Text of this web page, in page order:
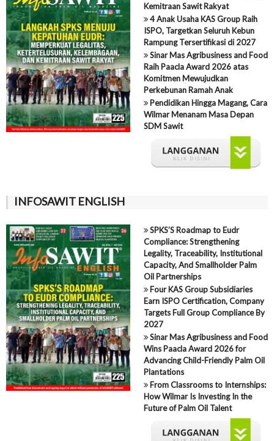
Kemitraan Sawit Rakyat
4 Anak Usaha KAS Group Raih
ISPO, Targetkan Seluruh Kebun
Rampung Tersertifikasi di 2027
Sinar Mas Agribusiness and Food
Raih Paacla Award 2026 atas
Komitmen Mewujudkan
Perkebunan Ramah Anak
Pendidikan Hingga Magang, Cara
Wilmar Menanam Masa Depan
SDM Sawit
INFOSAWIT ENGLISH
SPKS’S Roadmap to Eudr
Compliance: Strengthening
Legality, Traceability, Institutional
Capacity, And Smallholder Palm
Oil Partnerships
Four KAS Group Subsidiaries
Earn ISPO Certification, Company
Targets Full Group Compliance By
2027
Sinar Mas Agribusiness and Food
Wins Paacla Award 2026 for
Advancing Child-Friendly Palm Oil
Plantations
From Classrooms to Internships:
How Wilmar Is Investing In the
Future of Palm Oil Talent